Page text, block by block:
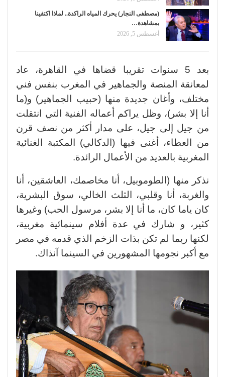
(مصطفى النجار) يحرك المياه الراكدة.. لماذا اكتفينا
بمشاهدة…
أغسطس 5, 2026
بعد 5 سنوات تقريبا قضاها في القاهرة، عاد
لمعانقة المنصة والجماهير في المغرب بنفس فني
مختلف، وأغان جديدة منها (حبيب الجماهير) و(ما
أنا إلا بشر)، وظل يراكم أعماله الفنية التي انتقلت
من جيل إلى جيل، على مدار أكثر من نصف قرن
من العطاء، أغنى فيها (الدكالي) المكتبة الغنائية
المغربية بالعديد من الأعمال الرائدة.
نذكر منها (الطوموبيل، أنا مخاصمك، العاشقين، أنا
والغربة، أنا وقلبي، الثلث الخالي، سوق البشرية،
كان ياما كان، ما أنا إلا بشر، مرسول الحب) وغيرها
كثير، و شارك في عدة أفلام سينمائية مغربية،
لكنها ربما لم تكن بذات الزخم الذي قدمه في مصر
مع أكبر نجومها المشهورين في السينما آنذاك.